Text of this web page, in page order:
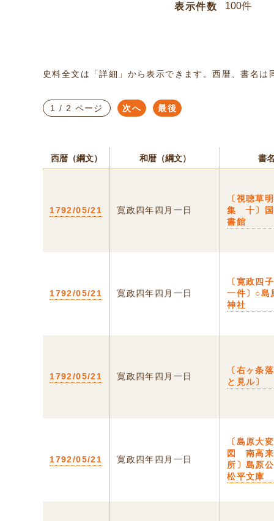
表示件数
史料全文は「詳細」から表示できます。西暦、書名
1 / 2 ページ 次へ 最後
西暦（綱文） 和暦（綱文） 書
1792/05/21 寛政四年四月一日
〔視聴草
集 十〕国
書館
1792/05/21 寛政四年四月一日
〔寛政四
一件〕○島
神社
1792/05/21 寛政四年四月一日
〔右ヶ条
と見ル〕
1792/05/21 寛政四年四月一日
〔島原大
図 南高
所〕島原
松平文庫